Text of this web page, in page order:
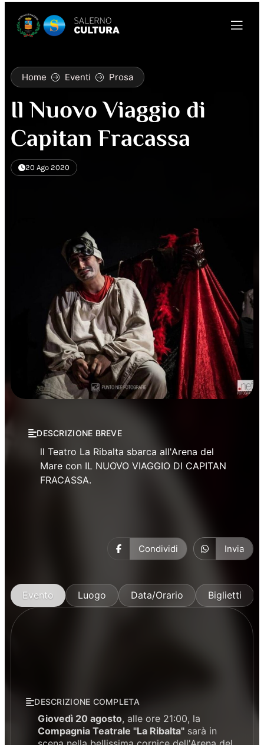
Home Eventi Prosa
Il Nuovo Viaggio di
Capitan Fracassa
20 Ago 2020
DESCRIZIONE BREVE
ll Teatro La Ribalta sbarca all'Arena del
Mare con IL NUOVO VIAGGIO DI CAPITAN
FRACASSA.
Condividi Invia
Evento Luogo Data/Orario Biglietti
DESCRIZIONE COMPLETA
Giovedì 20 agosto, alle ore 21:00, la
Compagnia Teatrale "La Ribalta" sarà in